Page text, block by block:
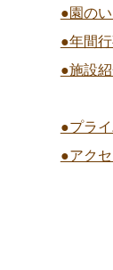
●園の
●年間
●施設
●プラ
●アク